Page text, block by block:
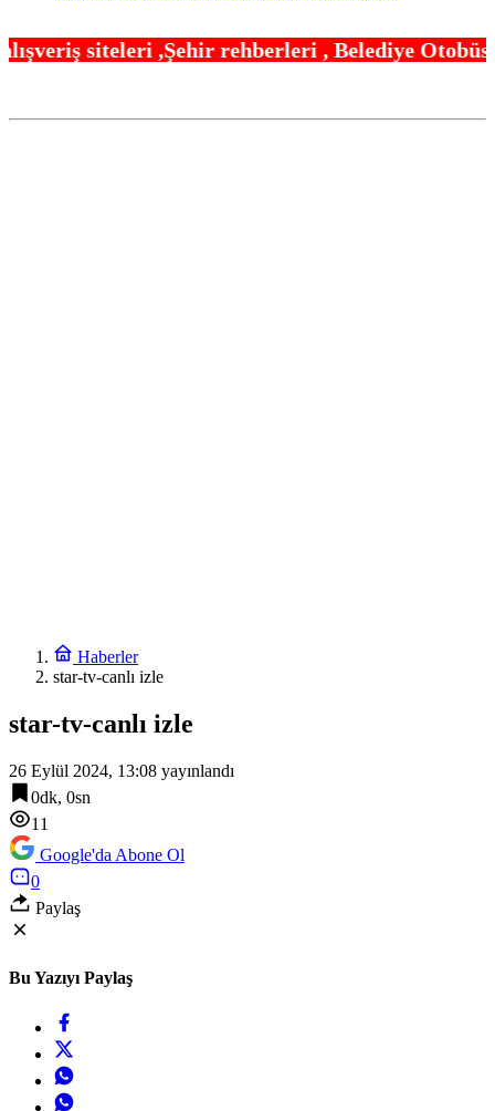
,Şehir rehberleri , Belediye
Haberler
star-tv-canlı izle
star-tv-canlı izle
26 Eylül 2024, 13:08 yayınlandı
0dk, 0sn
11
Google'da Abone Ol
0
Paylaş
Bu Yazıyı Paylaş